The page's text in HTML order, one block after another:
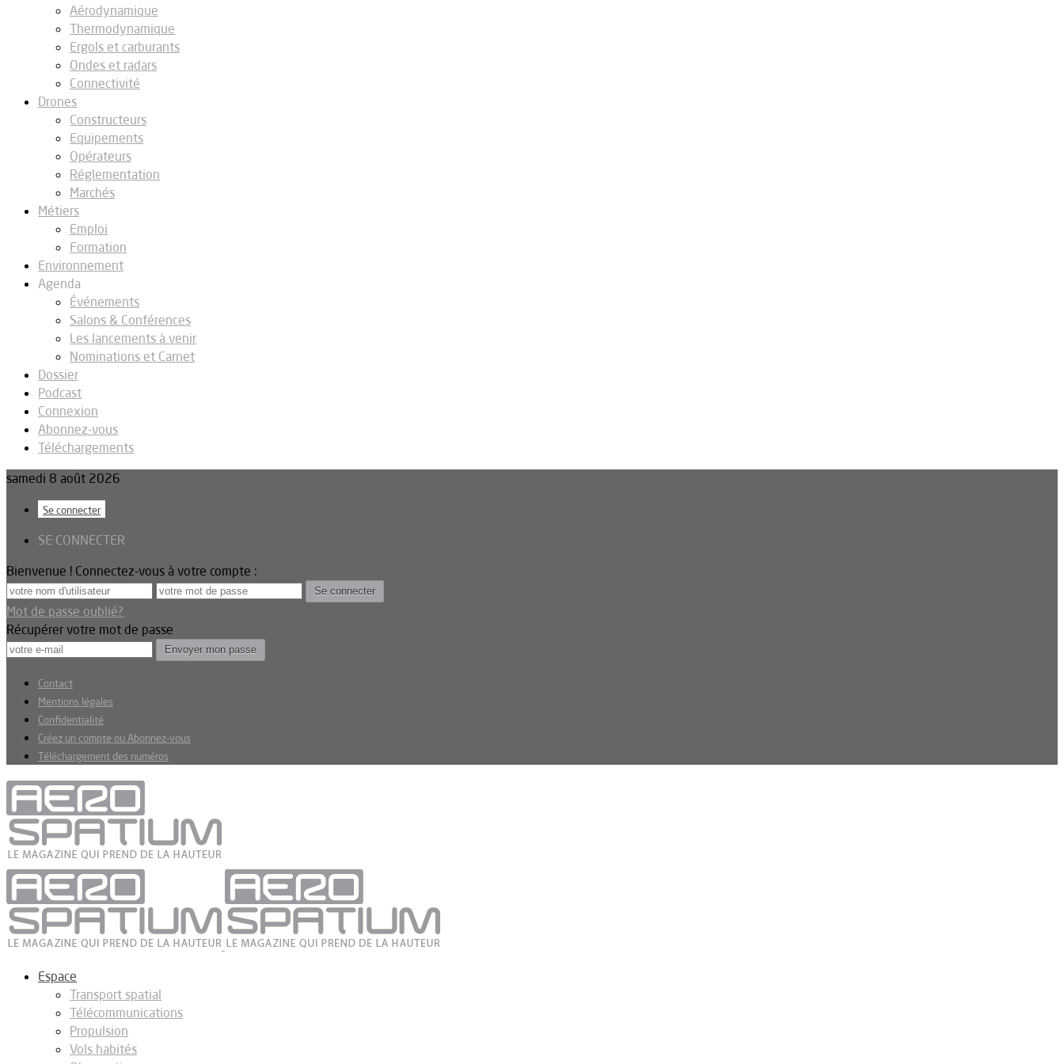
Aérodynamique
Thermodynamique
Ergols et carburants
Ondes et radars
Connectivité
Drones
Constructeurs
Equipements
Opérateurs
Réglementation
Marchés
Métiers
Emploi
Formation
Environnement
Agenda
Événements
Salons & Conférences
Les lancements à venir
Nominations et Carnet
Dossier
Podcast
Connexion
Abonnez-vous
Téléchargements
samedi 8 août 2026
Se connecter
SE CONNECTER
Bienvenue ! Connectez-vous à votre compte :
Mot de passe oublié?
Récupérer votre mot de passe
Contact
Mentions légales
Confidentialité
Créez un compte ou Abonnez-vous
Téléchargement des numéros
Espace
Transport spatial
Télécommunications
Propulsion
Vols habités